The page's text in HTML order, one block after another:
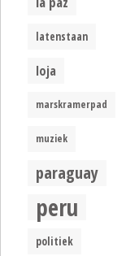
latenstaan
loja
marskramerpad
muziek
paraguay
peru
politiek